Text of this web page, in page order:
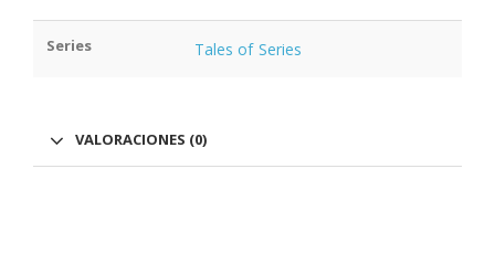
Series Tales of Series
VALORACIONES (0)